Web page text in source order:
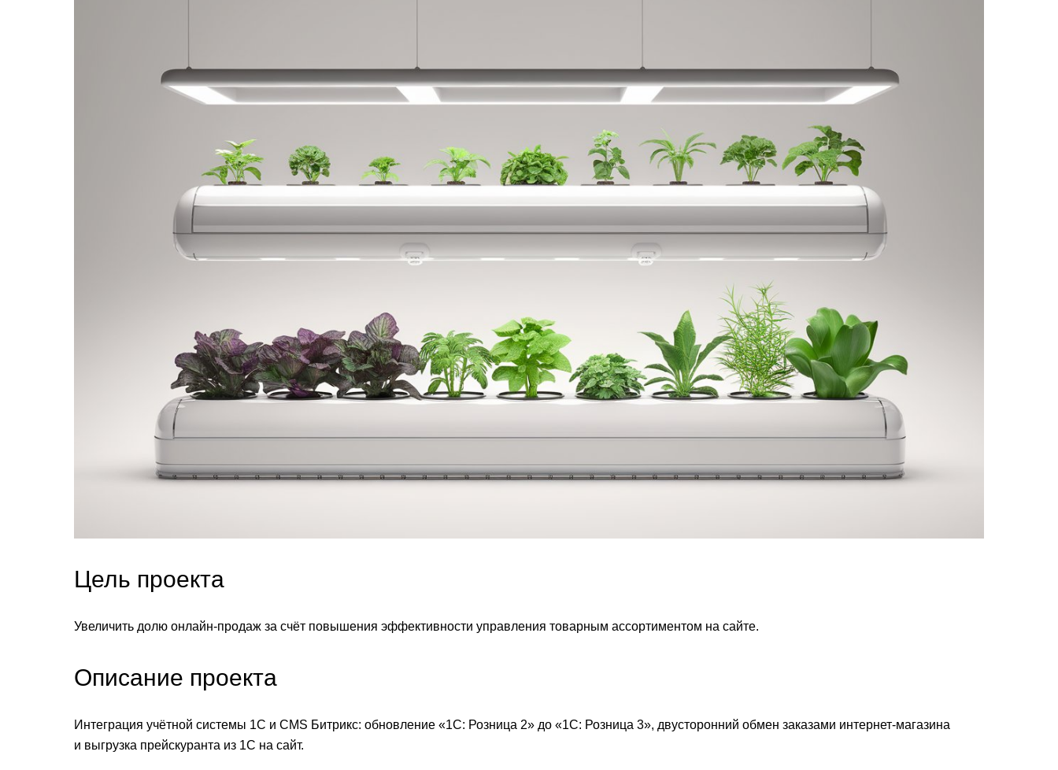
Цель проекта
Увеличить долю онлайн-продаж за счёт повышения эффективности управления товарным ассортиментом на сайте.
Описание проекта
Интеграция учётной системы 1С и CMS Битрикс: обновление «1С: Розница 2» до «1С: Розница 3», двусторонний обмен заказами интернет-магазина
и выгрузка прейскуранта из 1С на сайт.